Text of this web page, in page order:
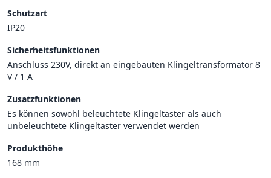
Schutzart
IP20
Sicherheitsfunktionen
Anschluss 230V, direkt an eingebauten Klingeltransformator 8
V / 1 A
Zusatzfunktionen
Es können sowohl beleuchtete Klingeltaster als auch
unbeleuchtete Klingeltaster verwendet werden
Produkthöhe
168 mm